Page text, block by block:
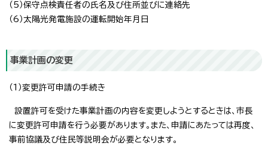
（5）保守点検責任者の氏名及び住所並びに連絡先
（6）太陽光発電施設の運転開始年月日
事業計画の変更
（1）変更許可申請の手続き
設置許可を受けた事業計画の内容を変更しようとするときは、市長
に変更許可申請を行う必要があります。また、申請にあたっては再度、
事前協議及び住民等説明会が必要となります。